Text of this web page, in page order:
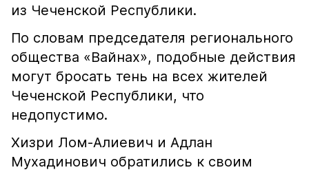
из Чеченской Республики.
По словам председателя регионального
общества «Вайнах», подобные действия
могут бросать тень на всех жителей
Чеченской Республики, что
недопустимо.
Хизри Лом-Алиевич и Адлан
Мухадинович обратились к своим